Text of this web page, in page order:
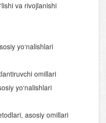
va rivojlanishi
yo‘nalishlari
omillari
yo‘nalishlari
asosiy omillari